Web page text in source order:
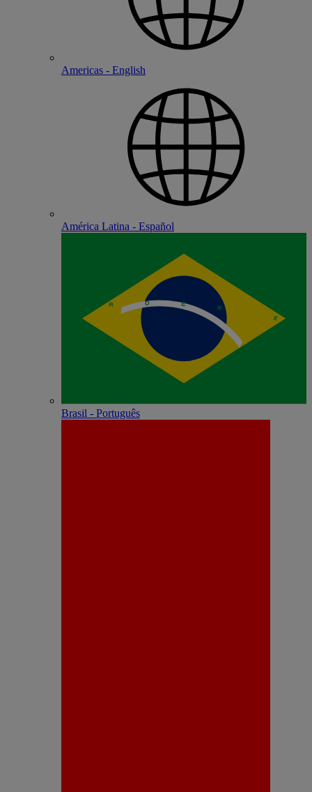
Americas - English
América Latina - Español
Brasil - Português